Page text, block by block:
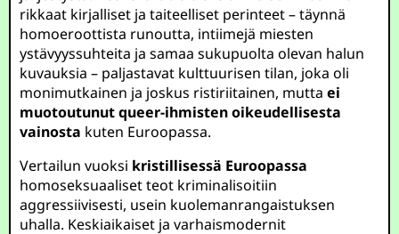
rikkaat kirjalliset ja taiteelliset perinteet – täynnä
homoeroottista runoutta, intiimejä miesten
ystävyyssuhteita ja samaa sukupuolta olevan halun
kuvauksia – paljastavat kulttuurisen tilan, joka oli
monimutkainen ja joskus ristiriitainen, muttaei
muotoutunut queer-ihmisten oikeudellisesta
vainosta kuten Euroopassa.
Vertailun vuoksi kristillisessä Euroopassa
homoseksuaaliset teot kriminalisoitiin
aggressiivisesti, usein kuolemanrangaistuksen
uhalla. Keskiaikaiset ja varhaismodernit